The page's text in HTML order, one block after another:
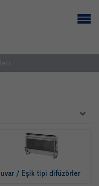
/ Eşik tipi difüzörler